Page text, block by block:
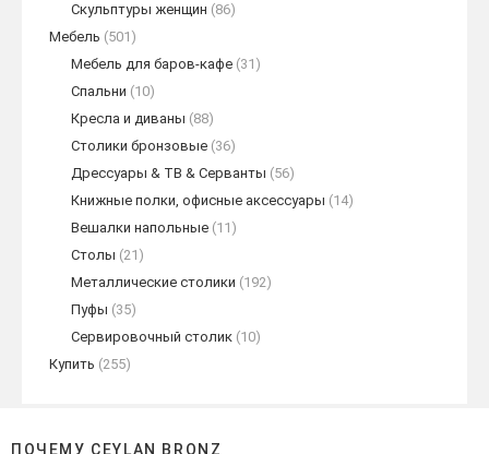
Скульптуры женщин (86)
Мебель (501)
Мебель для баров-кафе (31)
Спальни (10)
Кресла и диваны (88)
Столики бронзовые (36)
Дрессуары & ТВ & Серванты (56)
Книжные полки, офисные аксессуары (14)
Вешалки напольные (11)
Столы (21)
Металлические столики (192)
Пуфы (35)
Сервировочный столик (10)
Купить (255)
ПОЧЕМУ CEYLAN BRONZ